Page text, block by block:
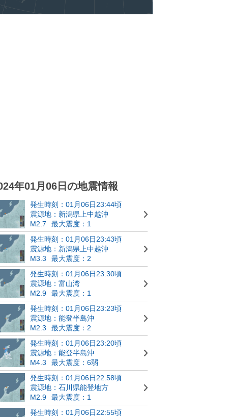
年01月06日の地震情報
発生時刻：01月06日23:44頃
震源地：新潟県上中越沖
M2.7
最大震度：1
発生時刻：01月06日23:43頃
震源地：新潟県上中越沖
M3.3
最大震度：2
発生時刻：01月06日23:30頃
震源地：富山湾
M2.9
最大震度：1
発生時刻：01月06日23:23頃
震源地：能登半島沖
M2.3
最大震度：2
発生時刻：01月06日23:20頃
震源地：能登半島沖
M4.3
最大震度：6弱
発生時刻：01月06日22:58頃
震源地：石川県能登地方
M2.9
最大震度：1
発生時刻：01月06日22:55頃